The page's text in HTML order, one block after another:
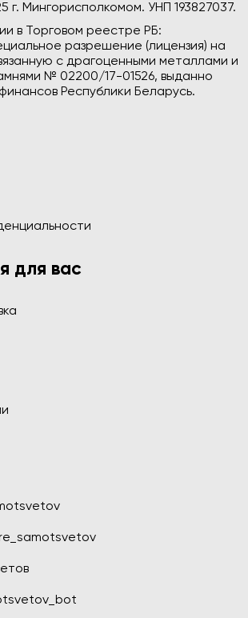
г. Мингорисполкомом. УНП 193827037.
в Торговом реестре РБ:
разрешение (лицензия) на
с драгоценными металлами и
№ 02200/17-01526, выданно
Республики Беларусь.
для вас